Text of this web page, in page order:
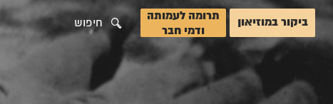
ביקור במוזיאון
תרומה לעמותה
ודמי חבר
חיפוש